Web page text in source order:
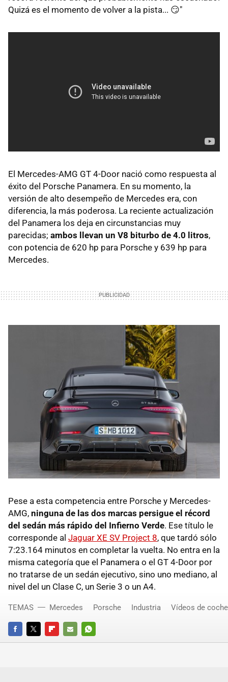
Quizá es el momento de volver a la pista... 😏"
El Mercedes-AMG GT 4-Door nació como respuesta al
éxito del Porsche Panamera. En su momento, la
versión de alto desempeño de Mercedes era, con
diferencia, la más poderosa. La reciente actualización
del Panamera los deja en circunstancias muy
parecidas; ambos llevan un V8 biturbo de 4.0 litros,
con potencia de 620 hp para Porsche y 639 hp para
Mercedes.
Pese a esta competencia entre Porsche y Mercedes-
AMG, ninguna de las dos marcas persigue el récord
del sedán más rápido del Infierno Verde. Ese título le
corresponde al Jaguar XE SV Project 8, que tardó sólo
7:23.164 minutos en completar la vuelta. No entra en la
misma categoría que el Panamera o el GT 4-Door por
no tratarse de un sedán ejecutivo, sino uno mediano, al
nivel del un Clase C, un Serie 3 o un A4.
FACEBOOKTWITTERFLIPBOARD
E-
WHATSAPP
TEMAS Mercedes Porsche Industria Vídeos de